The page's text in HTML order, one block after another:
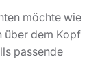
möchte wie
über dem Kopf
passende